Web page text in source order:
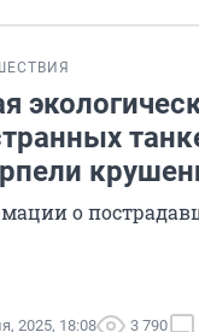
о
2025, 18:08 3 790